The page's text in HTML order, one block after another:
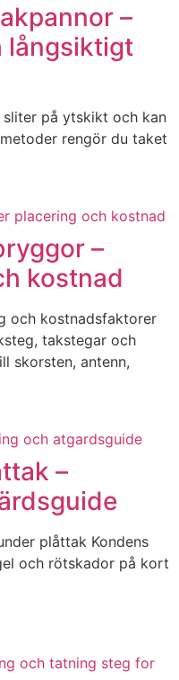
–
långsiktigt
på ytskikt och kan
rengör du taket
–
kostnad
och kostnadsfaktorer
takstegar och
skorsten, antenn,
–
plåttak Kondens
och rötskador på kort